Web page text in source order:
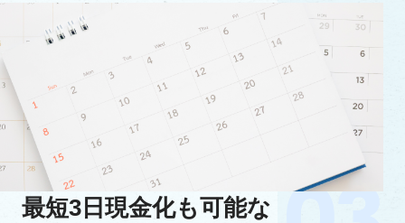
最短3日現金化も可能な